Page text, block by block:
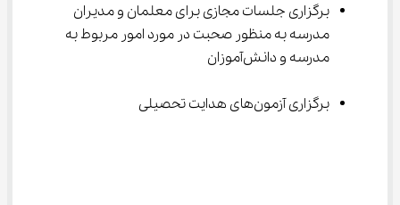
برگزاری جلسات مجازی برای معلمان و مدیران
مدرسه به منظور صحبت در مورد امور مربوط به
مدرسه و دانش‌آموزان
برگزاری آزمون‌های هدایت تحصیلی